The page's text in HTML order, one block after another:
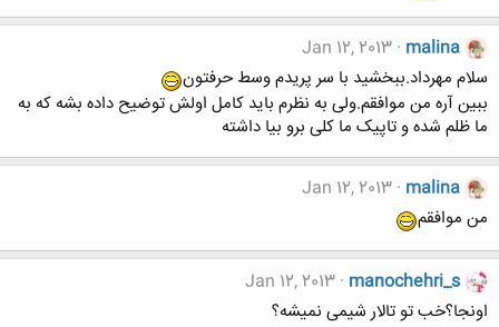
malina
Jan 12, 2013
سلام مهرداد.ببخشید با سر پریدم وسط حرفتون
ببین آره من موافقم.ولی به نظرم باید کامل اولش توضیح داده بشه که به
ما ظلم شده و تاپیک ما کلی برو بیا داشته
malina
Jan 12, 2013
من موافقم
manochehri_s
Jan 12, 2013
اونجا؟خب تو تالار شیمی نمیشه؟